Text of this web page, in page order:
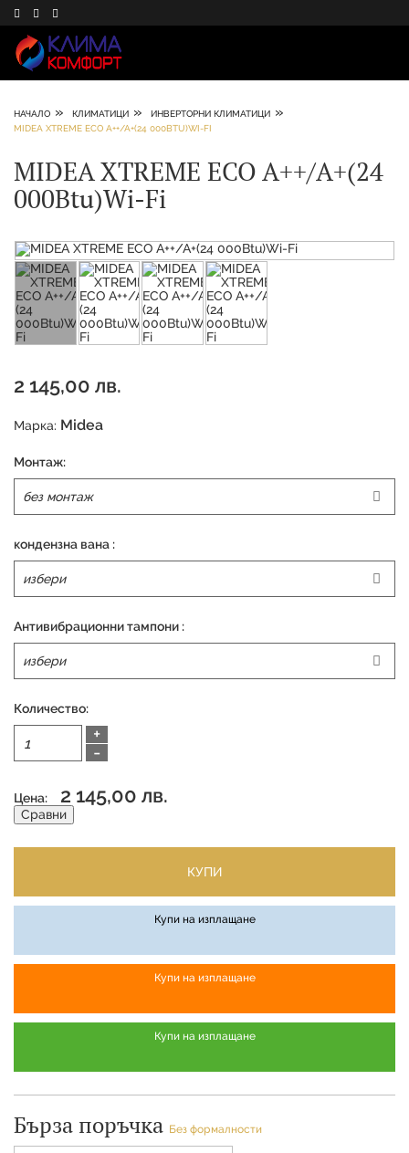
НАЧАЛО » КЛИМАТИЦИ » ИНВЕРТОРНИ КЛИМАТИЦИ »
MIDEA XTREME ECO A++/A+(24 000BTU)WI-FI
MIDEA XTREME ECO A++/A+(24
000Btu)Wi-Fi
2 145,00 лв.
Марка: Midea
Монтаж:
кондензна вана :
Антивибрационни тампони :
Количество:
+
-
Цена: 2 145,00 лв.
Сравни
КУПИ
Купи на изплащане
Купи на изплащане
Купи на изплащане
Бърза поръчка Без формалности